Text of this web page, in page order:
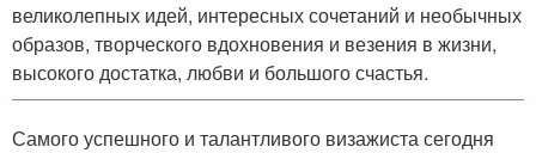
великолепных идей, интересных сочетаний и необычных
образов, творческого вдохновения и везения в жизни,
высокого достатка, любви и большого счастья.
Самого успешного и талантливого визажиста сегодня